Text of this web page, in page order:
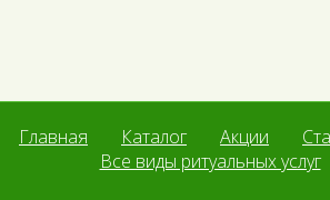
Главная Каталог Акции
Все виды ритуальных услуг